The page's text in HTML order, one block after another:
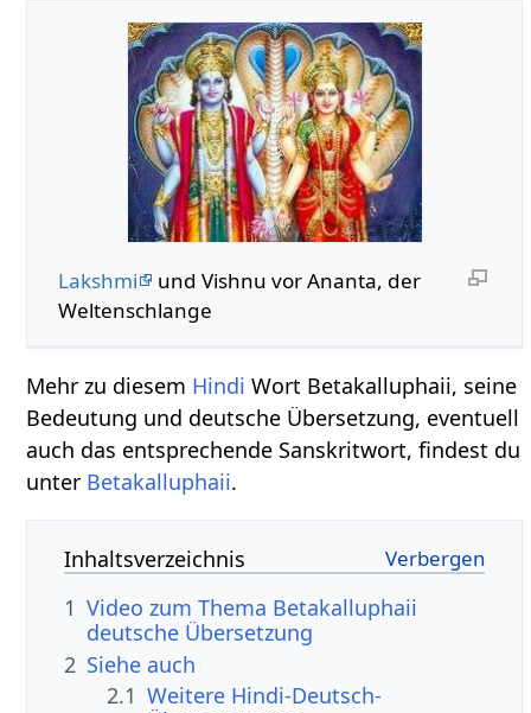
Lakshmi
und Vishnu vor Ananta, der
Weltenschlange
Mehr zu diesem Hindi Wort Betakalluphaii, seine
Bedeutung und deutsche Übersetzung, eventuell
auch das entsprechende Sanskritwort, findest du
unter Betakalluphaii.
Inhaltsverzeichnis
1 Video zum Thema Betakalluphaii
deutsche Übersetzung
2 Siehe auch
2.1 Weitere Hindi-Deutsch-